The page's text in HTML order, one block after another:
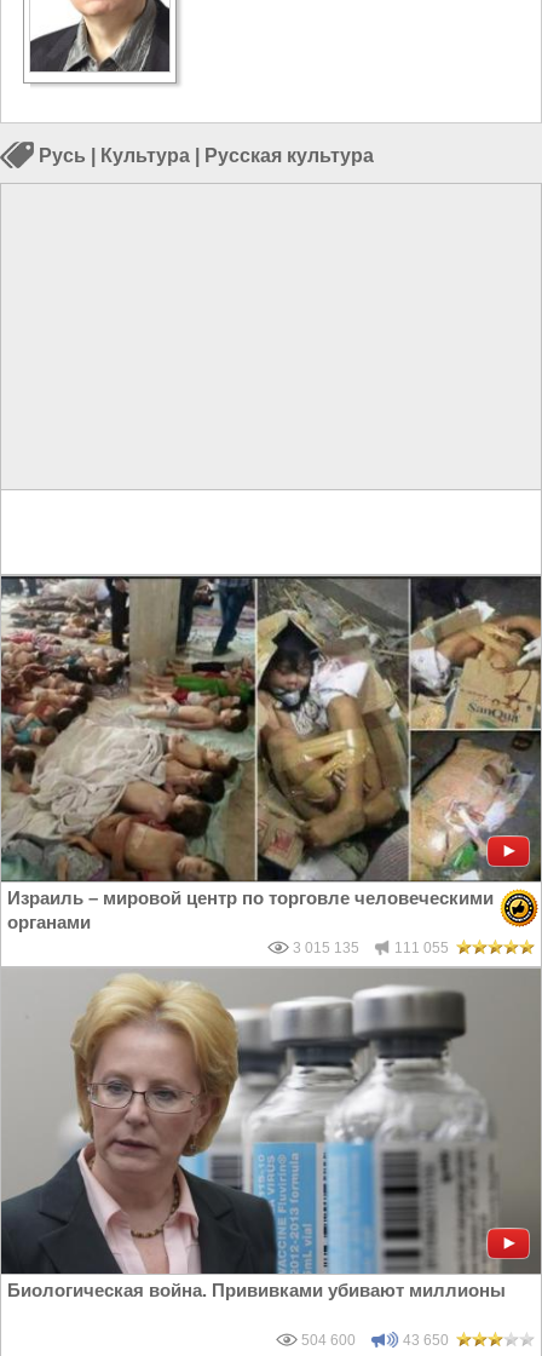
Русь Культура Русская культура
Израиль – мировой центр по торговле человеческими
органами
3 015 135 111 055
Биологическая война. Прививками убивают миллионы
504 600 43 650